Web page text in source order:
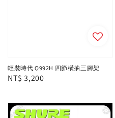
輕裝時代 Q992H 四節橫抽三腳架
Regular
NT$ 3,200